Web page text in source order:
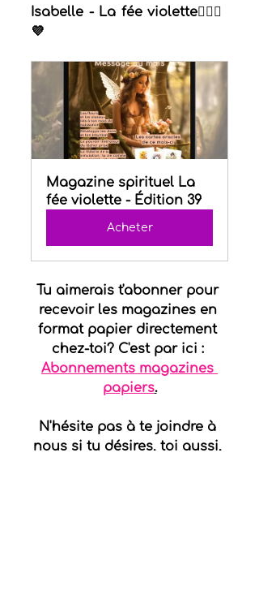
Isabelle - La fée violette🧚🏻‍♀️
💜
Magazine spirituel La
fée violette - Édition 39
Acheter
Tu aimerais t'abonner pour
recevoir les magazines en
format papier directement
chez-toi? C'est par ici :
Abonnements magazines
papiers.
N'hésite pas à te joindre à
nous si tu désires, toi aussi,